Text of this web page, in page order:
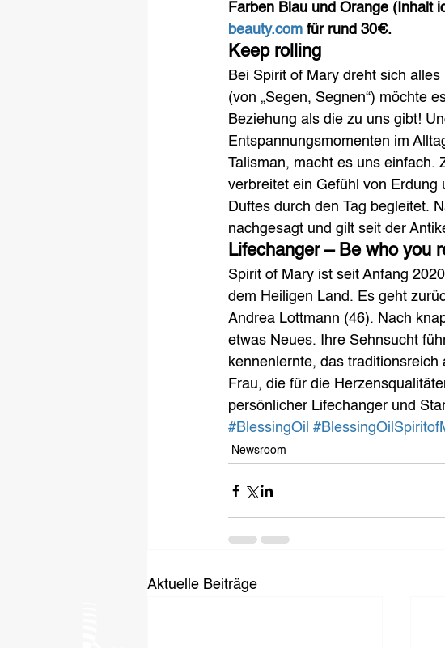
Farben Blau und Orange (Inhalt
beauty.com für rund 30€.
Keep rolling
Bei Spirit of Mary dreht sich
(von „Segen, Segnen“) möchte
Beziehung als die zu uns gibt!
Entspannungsmomenten im
Talisman, macht es uns einfach.
verbreitet ein Gefühl von Erdung
Duftes durch den Tag begleitet.
nachgesagt und gilt seit der
Lifechanger – Be who you
Spirit of Mary ist seit Anfang
dem Heiligen Land. Es geht
Andrea Lottmann (46). Nach
etwas Neues. Ihre Sehnsucht
kennenlernte, das
Frau, die für die
persönlicher Lifechanger und
#BlessingOil
Newsroom
Aktuelle Beiträge